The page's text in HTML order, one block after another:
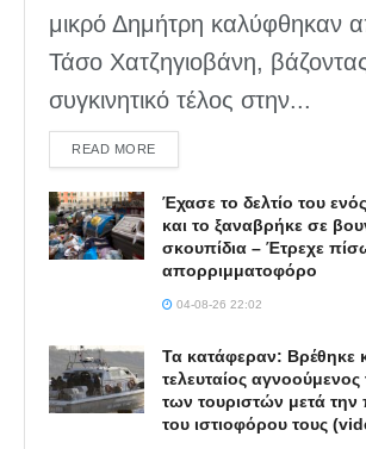
μικρό Δημήτρη καλύφθηκαν
Τάσο Χατζηγιοβάνη,
συγκινητικό τέλος στην...
READ MOREDETAILS
Έχασε το δελτίο του
και το ξαναβρήκε σε
σκουπίδια – Έτρεχε
απορριμματοφόρο
04-08-26 22:02
Τα κατάφεραν: Βρέθηκε
τελευταίος
των τουριστών μετά
του ιστιοφόρου τους